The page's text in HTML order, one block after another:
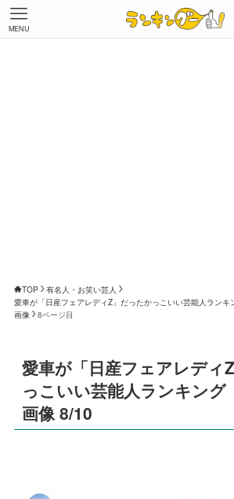
MENU
TOP
有名人・お笑い芸人
愛車が「日産フェアレディZ」だったかっこいい芸能人ラン
画像
8ページ目
愛車が「日産フェアレディ
っこいい芸能人ランキング
画像 8/10